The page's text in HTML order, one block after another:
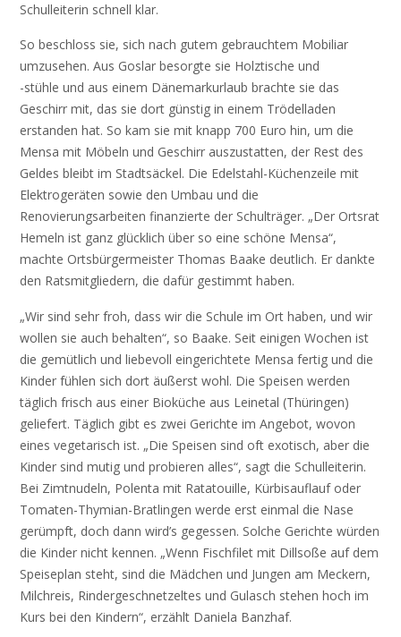
Schulleiterin schnell klar.
So beschloss sie, sich nach gutem gebrauchtem Mobiliar
umzusehen. Aus Goslar besorgte sie Holztische und
-stühle und aus einem Dänemarkurlaub brachte sie das
Geschirr mit, das sie dort günstig in einem Trödelladen
erstanden hat. So kam sie mit knapp 700 Euro hin, um die
Mensa mit Möbeln und Geschirr auszustatten, der Rest des
Geldes bleibt im Stadtsäckel. Die Edelstahl-Küchenzeile mit
Elektrogeräten sowie den Umbau und die
Renovierungsarbeiten finanzierte der Schulträger. „Der Ortsrat
Hemeln ist ganz glücklich über so eine schöne Mensa“,
machte Ortsbürgermeister Thomas Baake deutlich. Er dankte
den Ratsmitgliedern, die dafür gestimmt haben.
„Wir sind sehr froh, dass wir die Schule im Ort haben, und wir
wollen sie auch behalten“, so Baake. Seit einigen Wochen ist
die gemütlich und liebevoll eingerichtete Mensa fertig und die
Kinder fühlen sich dort äußerst wohl. Die Speisen werden
täglich frisch aus einer Bioküche aus Leinetal (Thüringen)
geliefert. Täglich gibt es zwei Gerichte im Angebot, wovon
eines vegetarisch ist. „Die Speisen sind oft exotisch, aber die
Kinder sind mutig und probieren alles“, sagt die Schulleiterin.
Bei Zimtnudeln, Polenta mit Ratatouille, Kürbisauflauf oder
Tomaten-Thymian-Bratlingen werde erst einmal die Nase
gerümpft, doch dann wird’s gegessen. Solche Gerichte würden
die Kinder nicht kennen. „Wenn Fischfilet mit Dillsoße auf dem
Speiseplan steht, sind die Mädchen und Jungen am Meckern,
Milchreis, Rindergeschnetzeltes und Gulasch stehen hoch im
Kurs bei den Kindern“, erzählt Daniela Banzhaf.